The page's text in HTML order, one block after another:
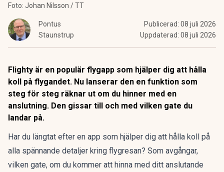
Foto: Johan Nilsson / TT
Pontus
Staunstrup
Publicerad: 08 juli 2026
Uppdaterad: 08 juli 2026
Flighty är en populär flygapp som hjälper dig att hålla
koll på flygandet. Nu lanserar den en funktion som
steg för steg räknar ut om du hinner med en
anslutning. Den gissar till och med vilken gate du
landar på.
Har du längtat efter en app som hjälper dig att hålla koll på
alla spännande detaljer kring flygresan? Som avgångar,
vilken gate, om du kommer att hinna med ditt anslutande